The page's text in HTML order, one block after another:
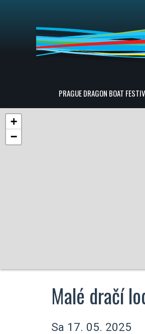
PRAGUE DRAGON BOAT
+
−
Malé dračí
Sa 17. 05. 2025